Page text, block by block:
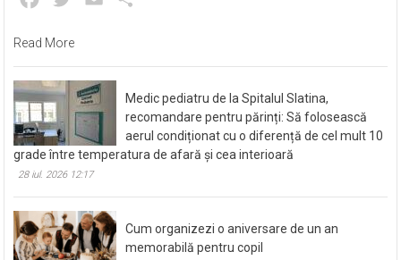
Read More
Medic pediatru de la Spitalul Slatina,
recomandare pentru părinți: Să folosească
aerul condiționat cu o diferență de cel mult 10
grade între temperatura de afară și cea interioară
28 iul. 2026 12:17
Cum organizezi o aniversare de un an
memorabilă pentru copil